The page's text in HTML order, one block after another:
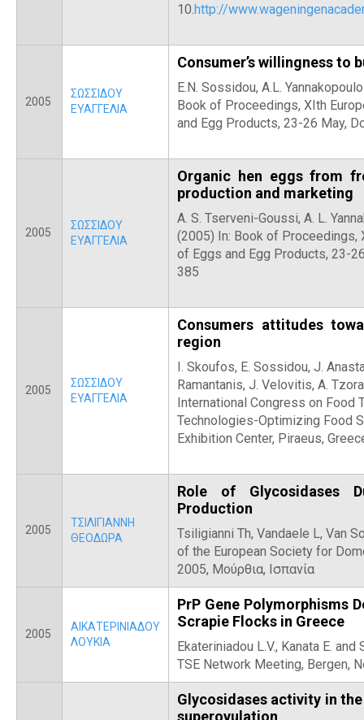
10. http://
2005
ΣΩΣΣΙΔΟΥ
ΕΥΑΓΓΕΛΙΑ
Consumer’s willingness to
E.N. Sossidou, A.L.
Book of Proceedings, XIth
and Egg Products, 23-26 May,
2005
ΣΩΣΣΙΔΟΥ
ΕΥΑΓΓΕΛΙΑ
Organic hen eggs from
production and marketing
A. S. Tserveni-Goussi, A. L.
(2005) In: Book of Proceedings,
of Eggs and Egg Products, 23-
385
2005
ΣΩΣΣΙΔΟΥ
ΕΥΑΓΓΕΛΙΑ
Consumers attitudes
region
I. Skoufos, E. Sossidou, J.
Ramantanis, J. Velovitis, A.
International Congress on Food
Technologies-Optimizing Food
Exhibition Center, Piraeus,
2005
ΤΣΙΛΙΓΙΑΝΝΗ
ΘΕΟΔΩΡΑ
Role of Glycosidases
Production
Tsiligianni Th, Vandaele L, Van
of the European Society for
2005, Μούρθια, Ισπανία
2005
ΑΙΚΑΤΕΡΙΝΙΑΔΟΥ
ΛΟΥΚΙΑ
PrP Gene Polymorphisms
Scrapie Flocks in Greece
Ekateriniadou L.V., Kanata E.
TSE Network Meeting, Bergen,
Glycosidases activity in
superovulation